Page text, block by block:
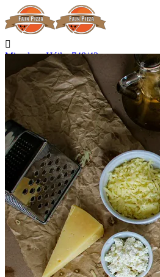

Miroslava Hájka 748/42
Hradec Králové
Nerozváží

Začíná rozvážet zítra v 15:00
Telefon
+420 727 875 075
Kontakt

Přihlásit se